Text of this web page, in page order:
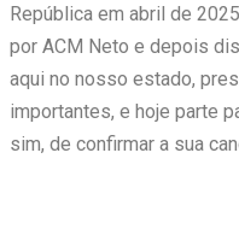
República em abril de
por ACM Neto e depois
aqui no nosso estado,
importantes, e hoje parte
sim, de confirmar a sua